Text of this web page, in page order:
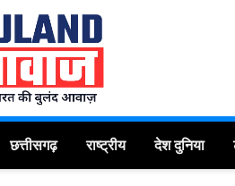
छत्तीसगढ़ राष्ट्रीय देश दुनिया